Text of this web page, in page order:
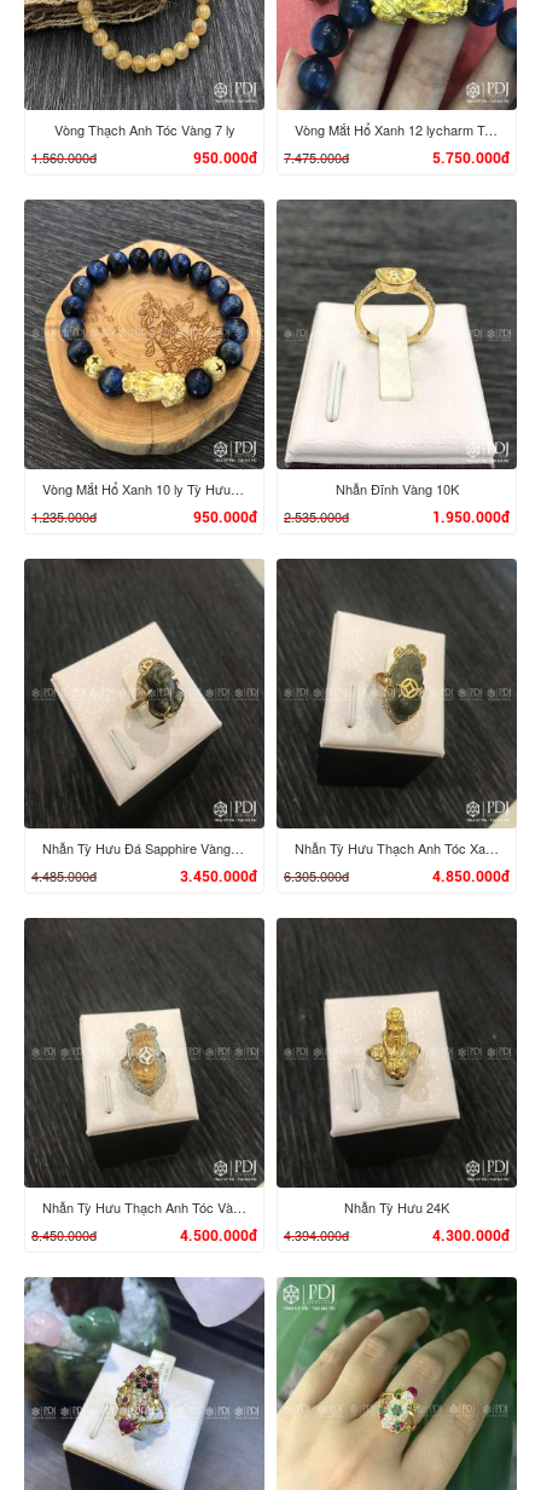
XEM CHI TIẾT
Vòng Thạch Anh Tóc Vàng 7 ly
1.560.000đ
950.000đ
XEM CHI TIẾT
Vòng Mắt Hổ Xanh 12 lycharm Tỳ Hưu 24/12
7.475.000đ
5.750.000đ
XEM CHI TIẾT
Vòng Mắt Hổ Xanh 10 ly Tỳ Hưu bạc si
1.235.000đ
950.000đ
XEM CHI TIẾT
Nhẫn Đĩnh Vàng 10K
2.535.000đ
1.950.000đ
XEM CHI TIẾT
Nhẫn Tỳ Hưu Đá Sapphire Vàng 10K
4.485.000đ
3.450.000đ
XEM CHI TIẾT
Nhẫn Tỳ Hưu Thạch Anh Tóc Xanh VIP Vàng 14K
6.305.000đ
4.850.000đ
XEM CHI TIẾT
Nhẫn Tỳ Hưu Thạch Anh Tóc Vàng VIP Vàng 14K
8.450.000đ
4.500.000đ
XEM CHI TIẾT
Nhẫn Tỳ Hưu 24K
4.394.000đ
4.300.000đ